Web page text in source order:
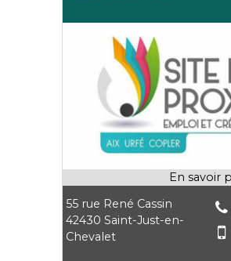
55 rue René Cassin
42430 Saint-Just-en-
Chevalet